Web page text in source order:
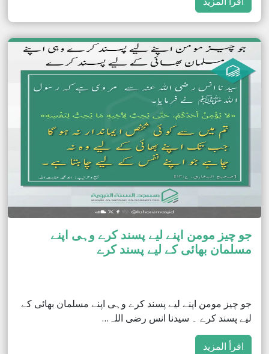
جو چیز مومن اپنے لیے پسند کرے وہی اپنے
مسلمان بھائی کے لیے پسند کرے
جو چیز مومن اپنے لیے پسند کرے وہی اپنے مسلمان بھائی کے
لیے پسند کرے ۔ سیدنا انس رضی اللہ…
اقرأ المزيد